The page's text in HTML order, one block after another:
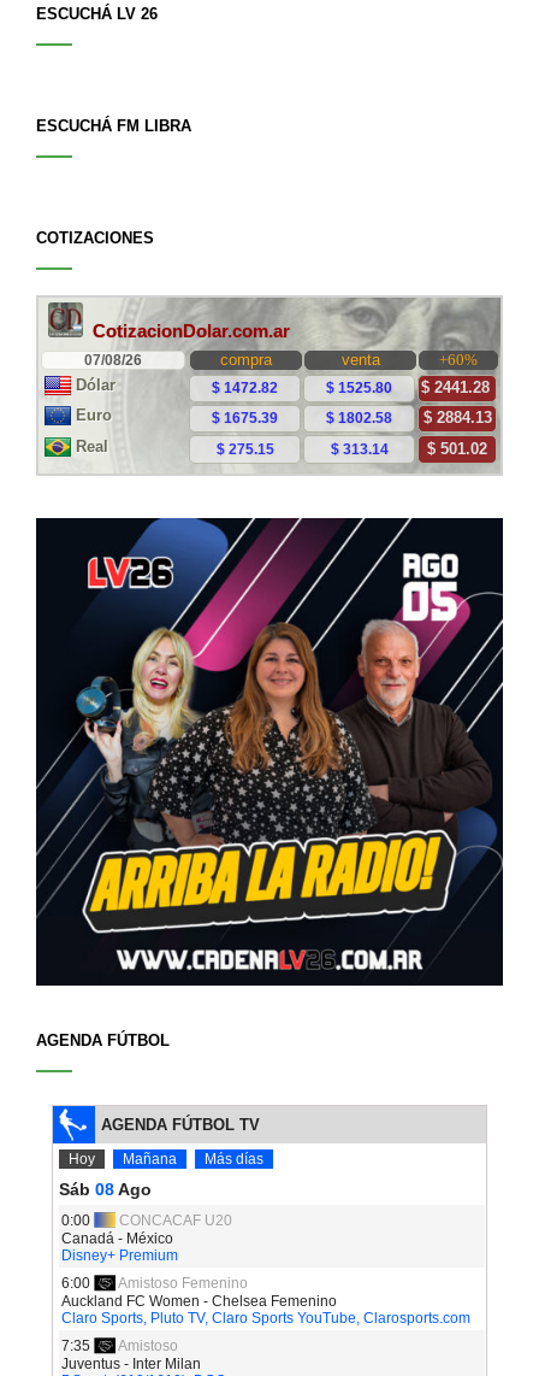
ESCUCHÁ LV 26
ESCUCHÁ FM LIBRA
COTIZACIONES
AGENDA FÚTBOL